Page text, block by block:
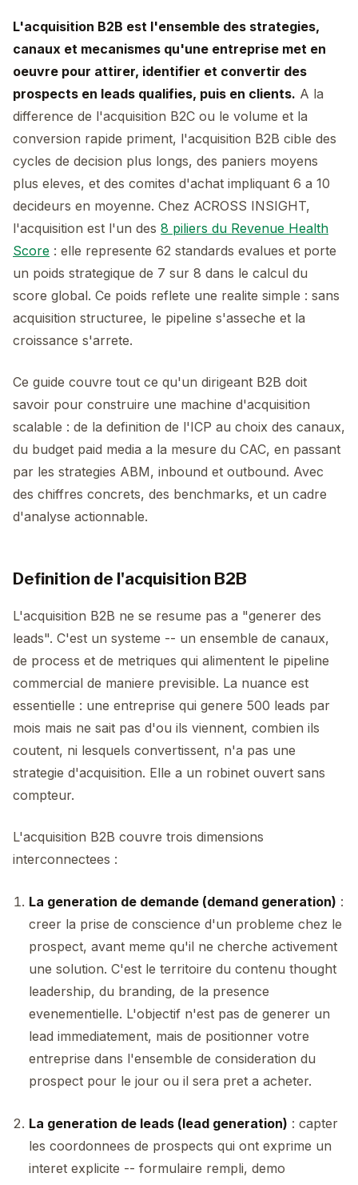
L'acquisition B2B est l'ensemble des strategies,
canaux et mecanismes qu'une entreprise met en
oeuvre pour attirer, identifier et convertir des
prospects en leads qualifies, puis en clients. A la
difference de l'acquisition B2C ou le volume et la
conversion rapide priment, l'acquisition B2B cible des
cycles de decision plus longs, des paniers moyens
plus eleves, et des comites d'achat impliquant 6 a 10
decideurs en moyenne. Chez ACROSS INSIGHT,
l'acquisition est l'un des 8 piliers du Revenue Health
Score : elle represente 62 standards evalues et porte
un poids strategique de 7 sur 8 dans le calcul du
score global. Ce poids reflete une realite simple : sans
acquisition structuree, le pipeline s'asseche et la
croissance s'arrete.
Ce guide couvre tout ce qu'un dirigeant B2B doit
savoir pour construire une machine d'acquisition
scalable : de la definition de l'ICP au choix des canaux,
du budget paid media a la mesure du CAC, en passant
par les strategies ABM, inbound et outbound. Avec
des chiffres concrets, des benchmarks, et un cadre
d'analyse actionnable.
Definition de l'acquisition B2B
L'acquisition B2B ne se resume pas a "generer des
leads". C'est un systeme -- un ensemble de canaux,
de process et de metriques qui alimentent le pipeline
commercial de maniere previsible. La nuance est
essentielle : une entreprise qui genere 500 leads par
mois mais ne sait pas d'ou ils viennent, combien ils
coutent, ni lesquels convertissent, n'a pas une
strategie d'acquisition. Elle a un robinet ouvert sans
compteur.
L'acquisition B2B couvre trois dimensions
interconnectees :
La generation de demande (demand generation) :
creer la prise de conscience d'un probleme chez le
prospect, avant meme qu'il ne cherche activement
une solution. C'est le territoire du contenu thought
leadership, du branding, de la presence
evenementielle. L'objectif n'est pas de generer un
lead immediatement, mais de positionner votre
entreprise dans l'ensemble de consideration du
prospect pour le jour ou il sera pret a acheter.
La generation de leads (lead generation) : capter
les coordonnees de prospects qui ont exprime un
interet explicite -- formulaire rempli, demo